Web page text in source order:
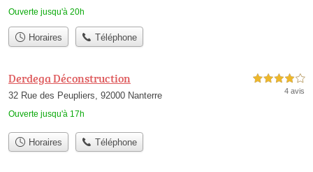
Ouverte jusqu'à 20h
Horaires Téléphone
Derdega Déconstruction
32 Rue des Peupliers, 92000 Nanterre
Ouverte jusqu'à 17h
4,0 étoiles sur 5
4 avis
Horaires Téléphone